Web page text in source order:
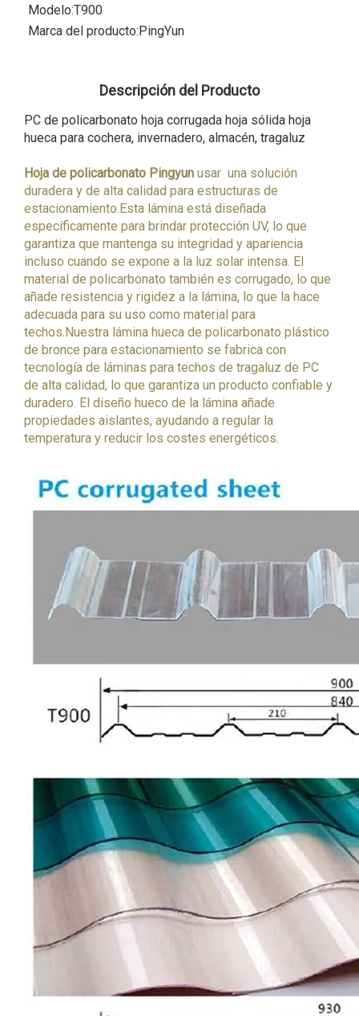
Modelo:T900
Marca del producto:PingYun
Descripción del Producto
PC de policarbonato hoja corrugada hoja sólida hoja
hueca para cochera, invernadero, almacén, tragaluz
Hoja de policarbonato Pingyun usar una solución
duradera y de alta calidad para estructuras de
estacionamiento.Esta lámina está diseñada
específicamente para brindar protección UV, lo que
garantiza que mantenga su integridad y apariencia
incluso cuando se expone a la luz solar intensa. El
material de policarbonato también es corrugado, lo que
añade resistencia y rigidez a la lámina, lo que la hace
adecuada para su uso como material para
techos.Nuestra lámina hueca de policarbonato plástico
de bronce para estacionamiento se fabrica con
tecnología de láminas para techos de tragaluz de PC
de alta calidad, lo que garantiza un producto confiable y
duradero. El diseño hueco de la lámina añade
propiedades aislantes, ayudando a regular la
temperatura y reducir los costes energéticos.